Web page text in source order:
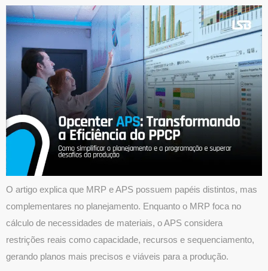
O artigo explica que MRP e APS possuem papéis distintos, mas
complementares no planejamento. Enquanto o MRP foca no
cálculo de necessidades de materiais, o APS considera
restrições reais como capacidade, recursos e sequenciamento,
gerando planos mais precisos e viáveis para a produção.